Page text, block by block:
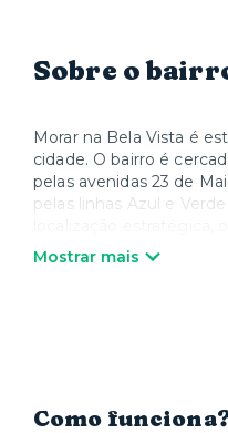
Sobre o
Morar na Bela Vista é
cidade. O bairro é
pelas avenidas 23 de
pelas linhas Azul e
lazer – de parques
Mostrar mais
Como